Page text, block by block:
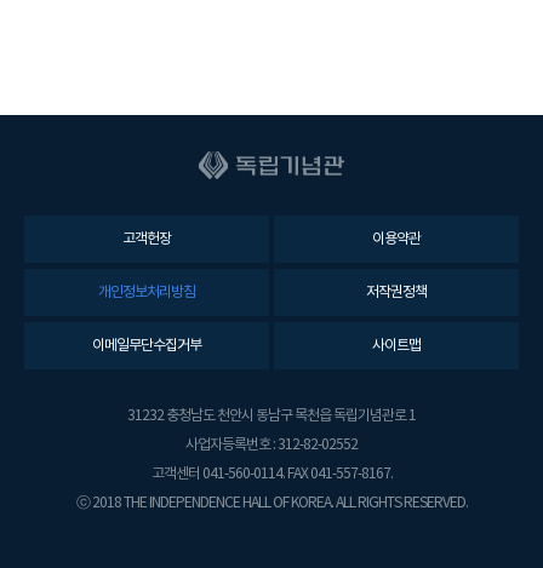
고객헌장 이용약관
개인정보처리방침 저작권정책
이메일무단수집거부 사이트맵
31232 충청남도 천안시 동남구 목천읍 독립기념관로 1
사업자등록번호 : 312-82-02552
고객센터 041-560-0114. FAX 041-557-8167.
ⓒ 2018 THE INDEPENDENCE HALL OF KOREA. ALL RIGHTS RESERVED.